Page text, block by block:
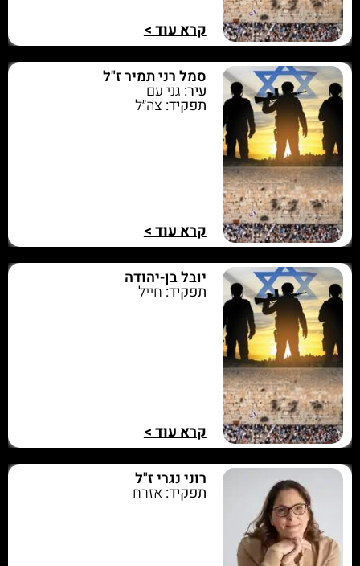
קרא עוד >
סמל רני תמיר ז"ל
עיר: גני עם
תפקיד: צה״ל
קרא עוד >
יובל בן-יהודה
תפקיד:חייל
קרא עוד >
רוני נגרי ז"ל
תפקיד: אזרח